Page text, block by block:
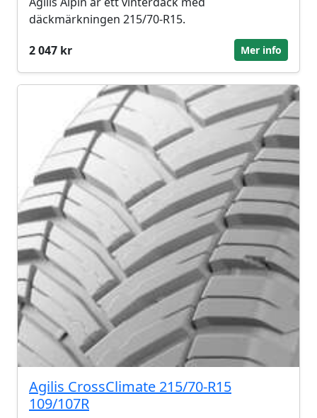
däckmärkningen 215/70-R15.
2 047 kr
Mer info
Agilis CrossClimate 215/70-R15
109/107R